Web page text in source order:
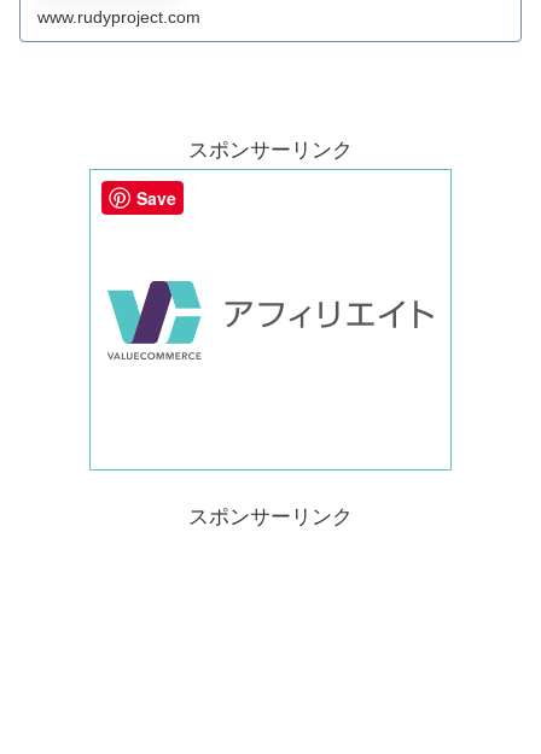
www.rudyproject.com
スポンサーリンク
スポンサーリンク
Save